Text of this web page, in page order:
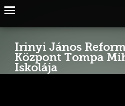
Irinyi János
Központ Tompa
Iskolája